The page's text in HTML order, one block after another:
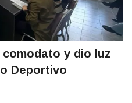
y dio luz
Deportivo